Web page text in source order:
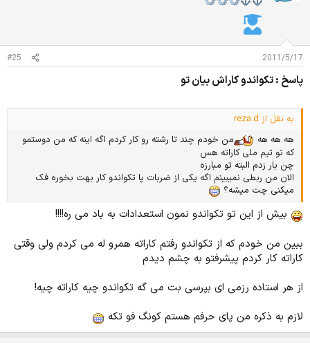
2011/5/17
#25
پاسخ : تکواندو کاراش بیان تو
به نقل از reza.d :
هه هه هه
من خودم چند تا رشته رو کار کردم اگه اینه که من دوستمو
که تو تیم ملی کاراته هس
چن بار زدم البته تو مبارزه
الان من ربطی نمیبینم اگه یکی از ضربات پا تکواندو کار بهت بخوره فک
میکنی چت میشه؟
بیش از این تو تکواندو نمون استعدادات به باد می ره!!!!
ببین من خودم که از تکواندو رفتم کاراته همرو له می کردم ولی وقتی
کاراته کار کردم پیشرفتو به چشم دیدم
از هر استاده رزمی ای بپرسی بت می گه تکواندو چیه کاراته چیه!
لازم به ذکره من پای حرفم هستم کونگ فو تکه